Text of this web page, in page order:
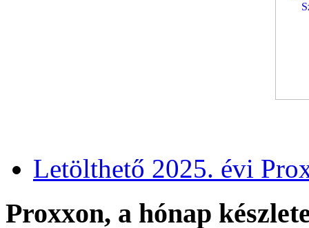
Letölthető 2025. évi
Proxxon, a hónap